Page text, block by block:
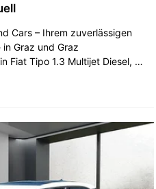
Cars – Ihrem zuverlässigen
Graz und Graz
Fiat Tipo 1.3 Multijet Diesel, …